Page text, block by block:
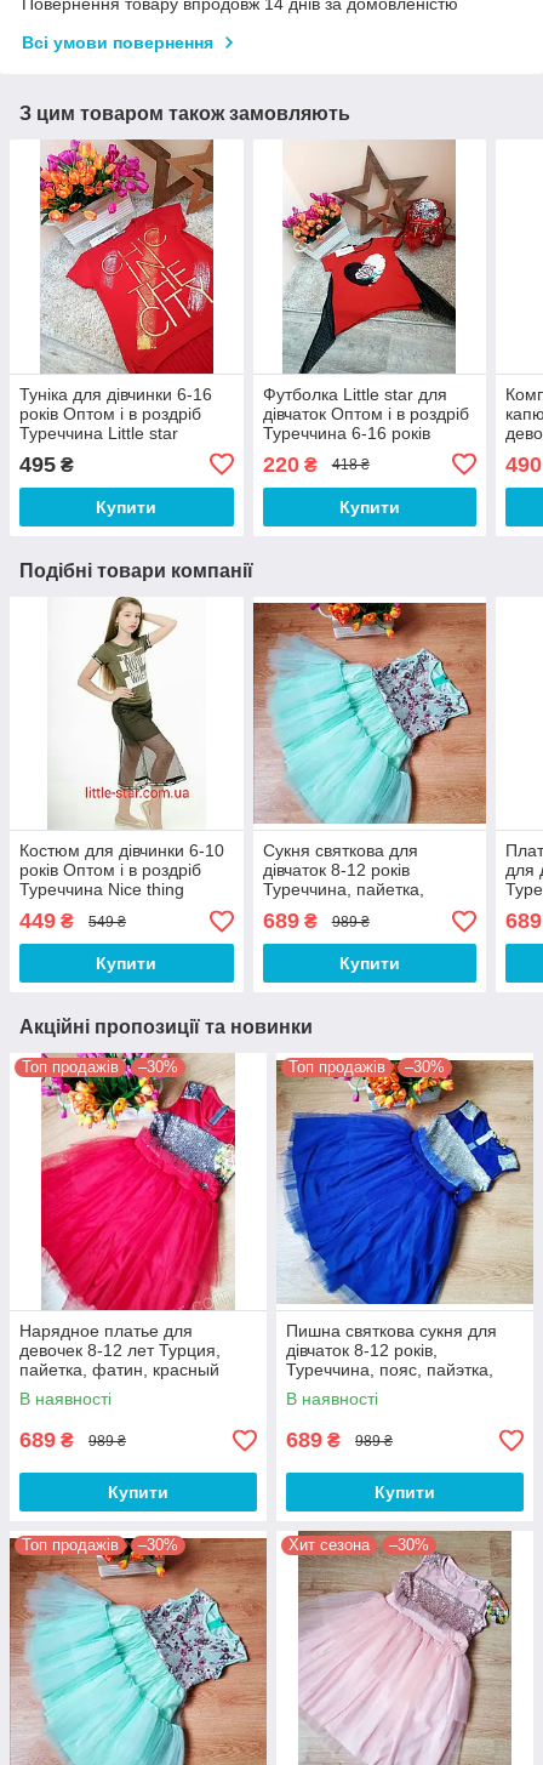
Повернення товару впродовж 14 днів за домовленістю
Всі умови повернення
З цим товаром також замовляють
Туніка для дівчинки 6-16
років Оптом і в роздріб
Туреччина Little star
495 ₴
Купити
Футболка Little star для
дівчаток Оптом і в роздріб
Туреччина 6-16 років
220₴ 418 ₴
Купити
490
Подібні товари компанії
Костюм для дівчинки 6-10
років Оптом і в роздріб
Туреччина Nice thing
449 ₴ 549 ₴
Купити
Сукня святкова для
дівчаток 8-12 років
Туреччина, пайетка,
м'ятний
689₴ 989 ₴
Купити
для
689
Акційні пропозиції та новинки
Топ продажів –30%
Нарядное платье для
девочек 8-12 лет Турция,
пайетка, фатин, красный
В наявності
689 ₴ 989 ₴
Купити
Топ продажів –30%
Пишна святкова сукня для
дівчаток 8-12 років,
Туреччина, пояс, пайэтка,
електрик
В наявності
689 ₴ 989 ₴
Купити
Топ продажів –30% Хит сезона –30%